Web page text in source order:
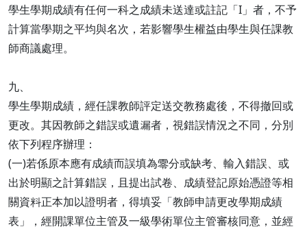
學生學期成績有任何一科之成績未送達或註記「I」者，不予
計算當學期之平均與名次，若影響學生權益由學生與任課教
師商議處理。
九、
學生學期成績，經任課教師評定送交教務處後，不得撤回或
更改。其因教師之錯誤或遺漏者，視錯誤情況之不同，分別
依下列程序辦理：
(一)若係原本應有成績而誤填為零分或缺考、輸入錯誤、或
出於明顯之計算錯誤，且提出試卷、成績登記原始憑證等相
關資料正本加以證明者，得填妥「教師申請更改學期成績
表」，經開課單位主管及一級學術單位主管審核同意，並經